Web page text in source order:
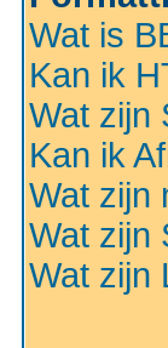
Wat is
Kan ik
Wat zijn
Kan ik
Wat zijn
Wat zijn
Wat zijn